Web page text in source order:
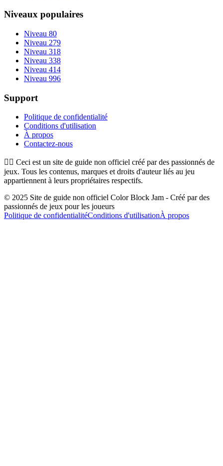
Niveaux populaires
Niveau 80
Niveau 279
Niveau 318
Niveau 338
Niveau 414
Niveau 996
Support
Politique de confidentialité
Conditions d'utilisation
À propos
Contactez-nous
👉🏻 Ceci est un site de guide non officiel créé par des passionnés de
jeux. Tous les contenus, marques et droits d'auteur liés au jeu
appartiennent à leurs propriétaires respectifs.
© 2025 Site de guide non officiel Color Block Jam - Créé par des
passionnés de jeux pour les joueurs
Politique de confidentialitéConditions d'utilisationÀ propos